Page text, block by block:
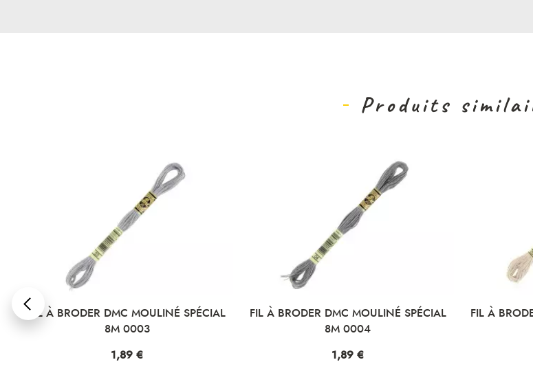
Produits
FIL À BRODER DMC MOULINÉ SPÉCIAL
8M 0003
Prix
1,89 €
FIL À BRODER DMC MOULINÉ SPÉCIAL
8M 0004
Prix
1,89 €
FIL À